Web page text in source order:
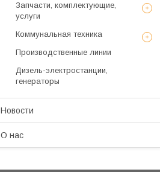
Запчасти, комплектующие,
услуги
Коммунальная техника
Производственные линии
Дизель-электростанции,
генераторы
Новости
О нас